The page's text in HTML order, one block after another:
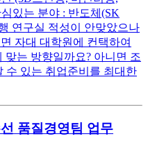
있는 분야 : 반도체(SK
연구실 적성이 안맞았으나
자대 대학원에 컨택하여
맞는 방향일까요? 아니면 조
수 있는 취업준비를 최대한
품질경영팀 업무